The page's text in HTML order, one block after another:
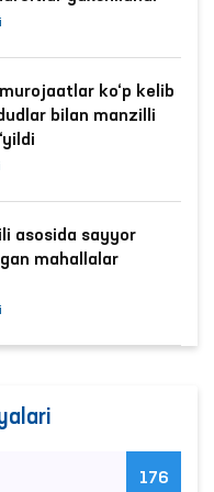
ko‘p kelib
bilan manzilli
asosida sayyor
mahallalar
176